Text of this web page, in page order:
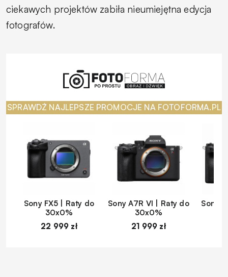
ciekawych projektów zabiła nieumiejętna edycja
fotografów.
SPRAWDŹ NAJLEPSZE PROMOCJE NA FOTOFORMA.PL
Sony FX5 | Raty do
30x0%
22 999 zł
Sony A7R VI | Raty do
30x0%
21 999 zł
Sony